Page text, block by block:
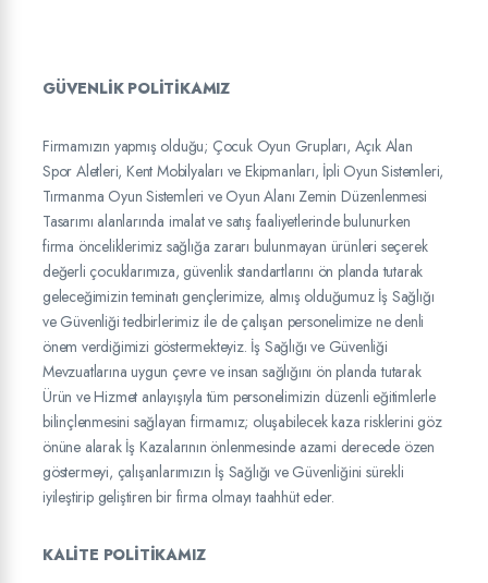
GÜVENLİK POLİTİKAMIZ
Firmamızın yapmış olduğu; Çocuk Oyun Grupları, Açık Alan
Spor Aletleri, Kent Mobilyaları ve Ekipmanları, İpli Oyun Sistemleri,
Tırmanma Oyun Sistemleri ve Oyun Alanı Zemin Düzenlenmesi
Tasarımı alanlarında imalat ve satış faaliyetlerinde bulunurken
firma önceliklerimiz sağlığa zararı bulunmayan ürünleri seçerek
değerli çocuklarımıza, güvenlik standartlarını ön planda tutarak
geleceğimizin teminatı gençlerimize, almış olduğumuz İş Sağlığı
ve Güvenliği tedbirlerimiz ile de çalışan personelimize ne denli
önem verdiğimizi göstermekteyiz. İş Sağlığı ve Güvenliği
Mevzuatlarına uygun çevre ve insan sağlığını ön planda tutarak
Ürün ve Hizmet anlayışıyla tüm personelimizin düzenli eğitimlerle
bilinçlenmesini sağlayan firmamız; oluşabilecek kaza risklerini göz
önüne alarak İş Kazalarının önlenmesinde azami derecede özen
göstermeyi, çalışanlarımızın İş Sağlığı ve Güvenliğini sürekli
iyileştirip geliştiren bir firma olmayı taahhüt eder.
KALİTE POLİTİKAMIZ